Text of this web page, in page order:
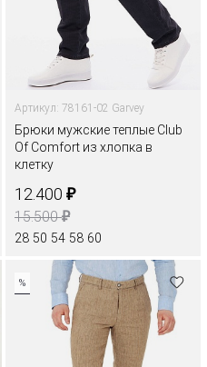
Артикул: 78161-02 Garvey
Брюки мужские теплые Club
Of Comfort из хлопка в
клетку
12.400 ₽
15.500₽
28 50 54 58 60
%